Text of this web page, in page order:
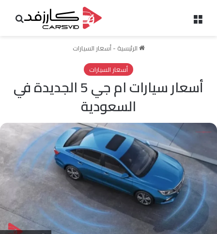
الرئيسية -أسعار السيارات
أسعار السيارات
أسعار سيارات ام جي 5 الجديدة في
السعودية